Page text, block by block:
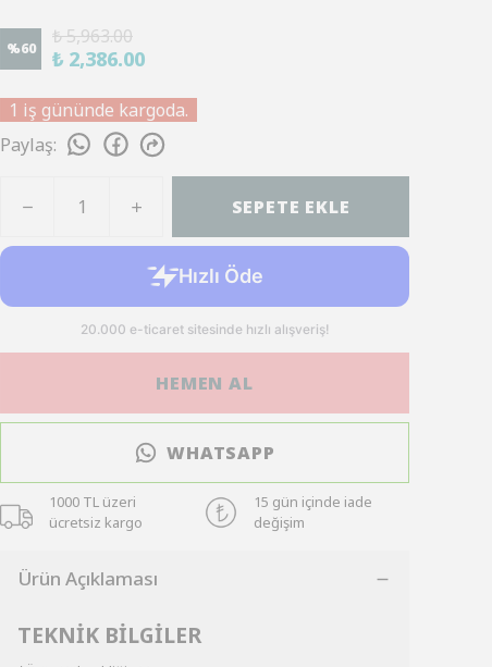
%60
₺ 5,963.00
₺ 2,386.00
1 iş gününde kargoda.
Paylaş:
SEPETE EKLE
HEMEN AL
WHATSAPP
1000 TL üzeri
ücretsiz kargo
15 gün içinde iade
değişim
Ürün Açıklaması
TEKNİK BİLGİLER